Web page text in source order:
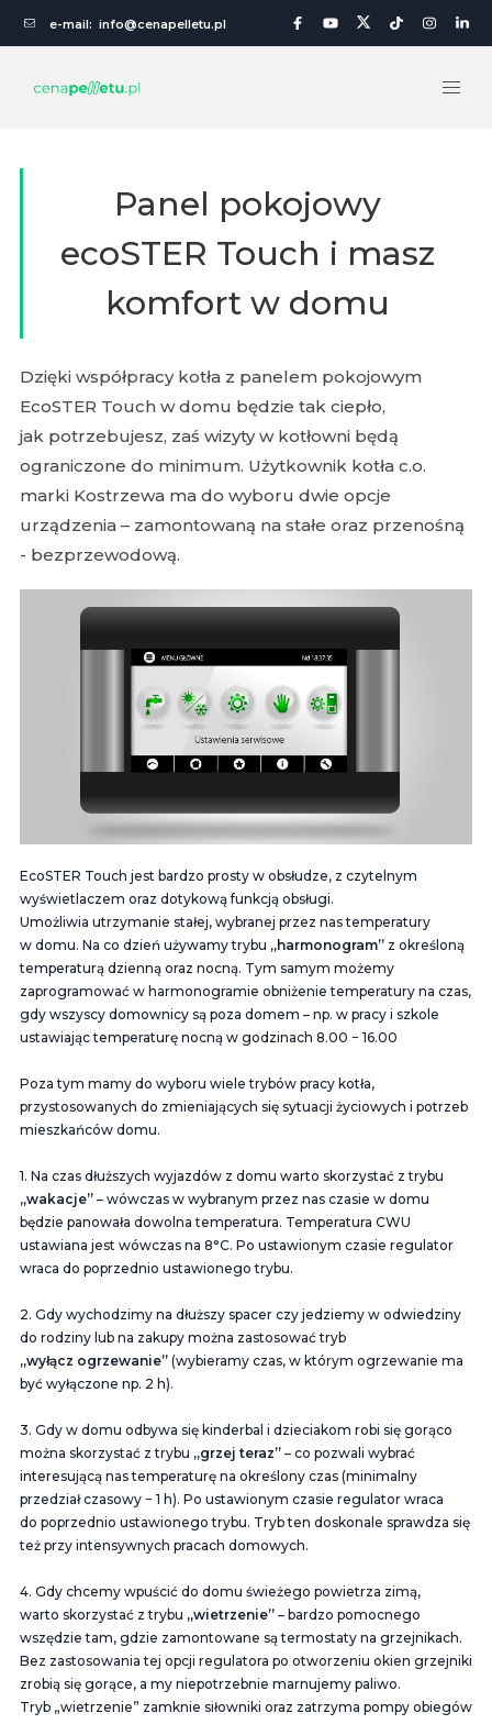
e-mail: info@cenapelletu.pl
Panel pokojowy
ecoSTER Touch i masz
komfort w domu
Dzięki współpracy kotła z panelem pokojowym
EcoSTER Touch w domu będzie tak ciepło,
jak potrzebujesz, zaś wizyty w kotłowni będą
ograniczone do minimum. Użytkownik kotła c.o.
marki Kostrzewa ma do wyboru dwie opcje
urządzenia – zamontowaną na stałe oraz przenośną
- bezprzewodową.
EcoSTER Touch jest bardzo prosty w obsłudze, z czytelnym
wyświetlaczem oraz dotykową funkcją obsługi.
Umożliwia utrzymanie stałej, wybranej przez nas temperatury
w domu. Na co dzień używamy trybu „harmonogram” z określoną
temperaturą dzienną oraz nocną. Tym samym możemy
zaprogramować w harmonogramie obniżenie temperatury na czas,
gdy wszyscy domownicy są poza domem – np. w pracy i szkole
ustawiając temperaturę nocną w godzinach 8.00 − 16.00
Poza tym mamy do wyboru wiele trybów pracy kotła,
przystosowanych do zmieniających się sytuacji życiowych i potrzeb
mieszkańców domu.
1. Na czas dłuższych wyjazdów z domu warto skorzystać z trybu
„wakacje” – wówczas w wybranym przez nas czasie w domu
będzie panowała dowolna temperatura. Temperatura CWU
ustawiana jest wówczas na 8°C. Po ustawionym czasie regulator
wraca do poprzednio ustawionego trybu.
2. Gdy wychodzimy na dłuższy spacer czy jedziemy w odwiedziny
do rodziny lub na zakupy można zastosować tryb
„wyłącz ogrzewanie” (wybieramy czas, w którym ogrzewanie ma
być wyłączone np. 2 h).
3. Gdy w domu odbywa się kinderbal i dzieciakom robi się gorąco
można skorzystać z trybu „grzej teraz” – co pozwali wybrać
interesującą nas temperaturę na określony czas (minimalny
przedział czasowy − 1 h). Po ustawionym czasie regulator wraca
do poprzednio ustawionego trybu. Tryb ten doskonale sprawdza się
też przy intensywnych pracach domowych.
4. Gdy chcemy wpuścić do domu świeżego powietrza zimą,
warto skorzystać z trybu „wietrzenie” – bardzo pomocnego
wszędzie tam, gdzie zamontowane są termostaty na grzejnikach.
Bez zastosowania tej opcji regulatora po otworzeniu okien grzejniki
zrobią się gorące, a my niepotrzebnie marnujemy paliwo.
Tryb „wietrzenie” zamknie siłowniki oraz zatrzyma pompy obiegów